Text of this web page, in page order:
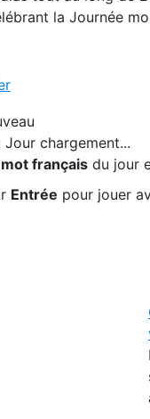
la Journée
Jour chargement...
mot françaisdu jour
Entrée pour jouer